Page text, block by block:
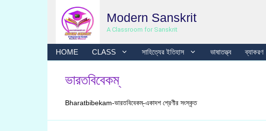
Modern Sanskrit
A Classroom for Sanskrit
HOME CLASS সাহিত্যের ইতিহাস ভাষাতত্ত্ব ব্যাকরণ
ভারতবিবেকম্
Bharatbibekam-ভারতবিবেকম্-একাদশ শ্রেণীর সংস্কৃত